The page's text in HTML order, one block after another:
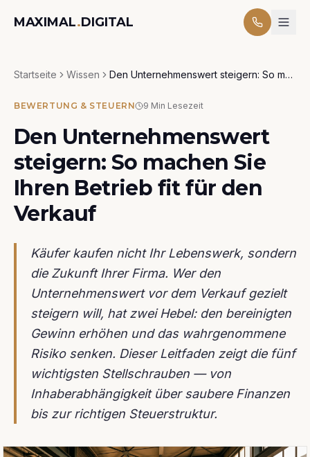
MAXIMAL.DIGITAL
Startseite Wissen Den Unternehmenswert steigern: So machen Sie Ihren Betrieb fit für den Verkauf
BEWERTUNG & STEUERN 9 Min Lesezeit
Den Unternehmenswert
steigern: So machen Sie
Ihren Betrieb fit für den
Verkauf
Käufer kaufen nicht Ihr Lebenswerk, sondern
die Zukunft Ihrer Firma. Wer den
Unternehmenswert vor dem Verkauf gezielt
steigern will, hat zwei Hebel: den bereinigten
Gewinn erhöhen und das wahrgenommene
Risiko senken. Dieser Leitfaden zeigt die fünf
wichtigsten Stellschrauben — von
Inhaberabhängigkeit über saubere Finanzen
bis zur richtigen Steuerstruktur.